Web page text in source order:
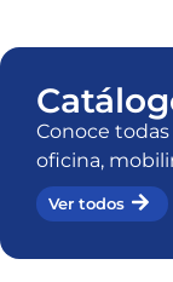
Conoce
oficina,
Ver todos